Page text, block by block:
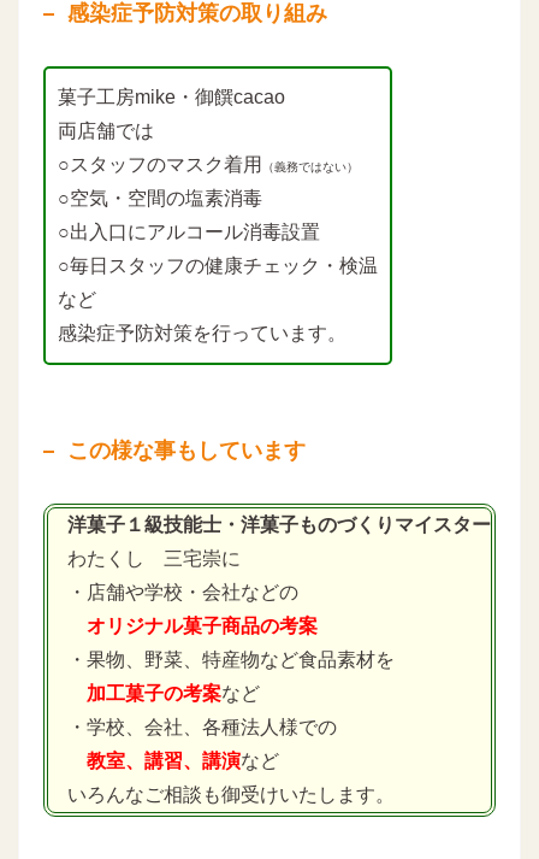
感染症予防対策の取り組み
菓子工房mike・御饌cacao
両店舗では
○スタッフのマスク着用
（義務ではない）
○空気・空間の塩素消毒
○出入口にアルコール消毒設置
○毎日スタッフの健康チェック・検温
など
感染症予防対策を行っています。
この様な事もしています
洋菓子１級技能士・洋菓子ものづくりマイスター
わたくし 三宅崇に
・店舗や学校・会社などの
オリジナル菓子商品の考案
・果物、野菜、特産物など食品素材を
加工菓子の考案など
・学校、会社、各種法人様での
教室、講習、講演など
いろんなご相談も御受けいたします。